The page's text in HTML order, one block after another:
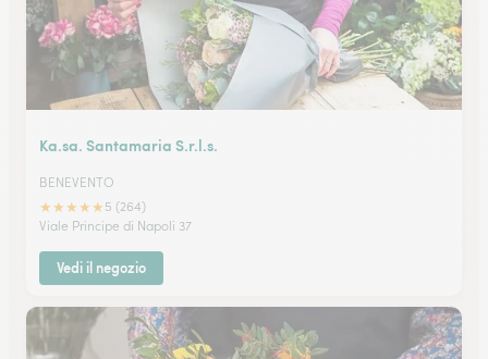
Ka.sa. Santamaria S.r.l.s.
BENEVENTO
★★★★★ 5 (264)
Viale Principe di Napoli 37
Vedi il negozio